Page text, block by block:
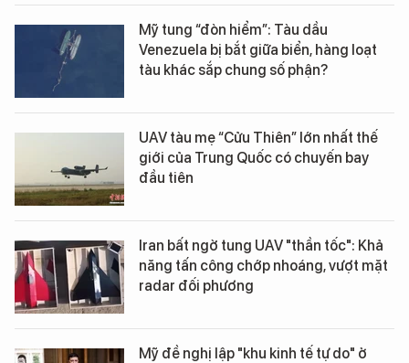
Mỹ tung “đòn hiểm”: Tàu dầu
Venezuela bị bắt giữa biển, hàng loạt
tàu khác sắp chung số phận?
UAV tàu mẹ “Cửu Thiên” lớn nhất thế
giới của Trung Quốc có chuyến bay
đầu tiên
Iran bất ngờ tung UAV "thần tốc": Khả
năng tấn công chớp nhoáng, vượt mặt
radar đối phương
Mỹ đề nghị lập "khu kinh tế tự do" ở